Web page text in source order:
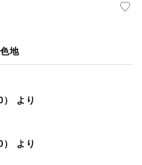
地
より
より
東山の町並み)
写真館とガーデン)
・二尺袖
スタジオと異人館街)